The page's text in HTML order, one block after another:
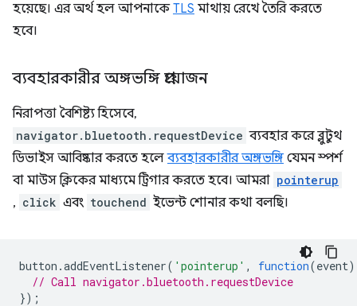
হয়েছে। এর অর্থ হল আপনাকেTLS মাথায় রেখে তৈরি করতে
হবে।
ব্যবহারকারীর অঙ্গভঙ্গি প্রয়োজন
নিরাপত্তা বৈশিষ্ট্য হিসেবে,
navigator.bluetooth.requestDevice ব্যবহার করে ব্লুটুথ
ডিভাইস আবিষ্কার করতে হলেব্যবহারকারীর অঙ্গভঙ্গি যেমন স্পর্শ
বা মাউস ক্লিকের মাধ্যমে ট্রিগার করতে হবে। আমরা pointerup
, click এবং touchend ইভেন্ট শোনার কথা বলছি।
button .addEventListener( 'pointerup' , function(event)
// Call navigator.bluetooth.requestDevice
});